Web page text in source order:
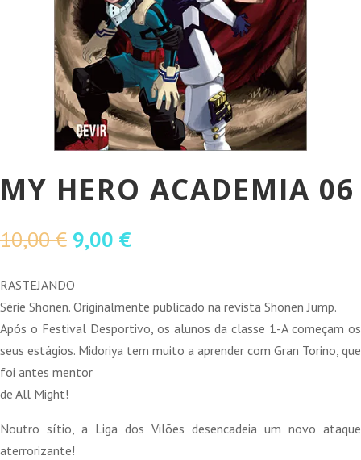
MY HERO ACADEMIA 06
10,00€ O
original
era:
10,00 €.
9,00 €O
é:
9,00 €.
RASTEJANDO
Série Shonen. Originalmente publicado na revista Shonen Jump.
Após o Festival Desportivo, os alunos da classe 1-A começam os
seus estágios. Midoriya tem muito a aprender com Gran Torino, que
foi antes mentor
de All Might!
Noutro sítio, a Liga dos Vilões desencadeia um novo ataque
aterrorizante!